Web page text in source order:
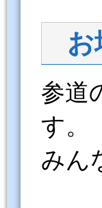
お
参道
す。
みん